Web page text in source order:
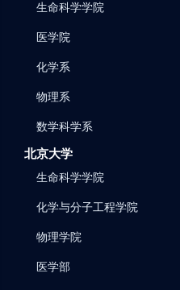
生命科学学院
医学院
化学系
物理系
数学科学系
北京大学
生命科学学院
化学与分子工程学院
物理学院
医学部